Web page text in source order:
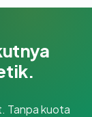
Tanpa kuota